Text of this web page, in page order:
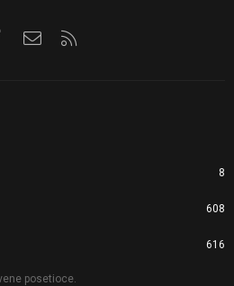
FacebookKontaktirajte nas
8
608
616
posetioce.